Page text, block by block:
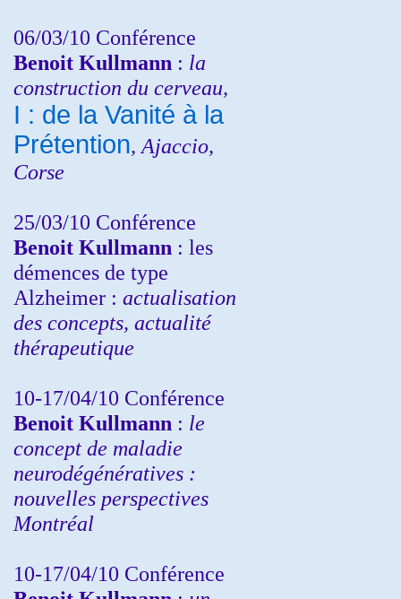
06/03/10 Conférence
Benoit Kullmann : la
construction du cerveau,
I : de la Vanité à la
Prétention, Ajaccio,
Corse
25/03/10 Conférence
Benoit Kullmann : les
démences de type
Alzheimer : actualisation
des concepts, actualité
thérapeutique
10-17/04/10 Conférence
Benoit Kullmann : le
concept de maladie
neurodégénératives :
nouvelles perspectives
Montréal
10-17/04/10 Conférence